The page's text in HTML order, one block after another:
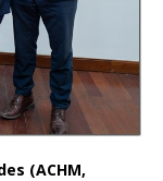
(ACHM,